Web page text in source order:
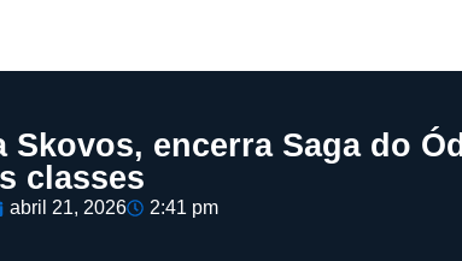
encerra Saga do
classes
abril 21, 2026 2:41 pm